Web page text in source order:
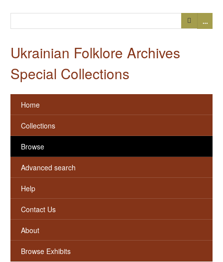
…
Ukrainian Folklore Archives
Special Collections
Home
Collections
Browse
Advanced search
Help
Contact Us
About
Browse Exhibits